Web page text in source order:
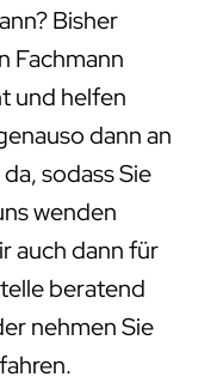
Bisher
Fachmann
und helfen
dann an
sodass Sie
wenden
auch dann für
beratend
nehmen Sie